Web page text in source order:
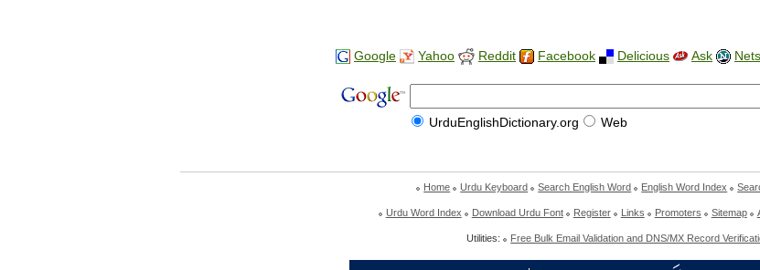
Google Yahoo Reddit Facebook Delicious Ask
UrduEnglishDictionary.org Web
Home Urdu Keyboard Search English Word English Word Index
Urdu Word Index Download Urdu Font Register Links Promoters Sitemap
Utilities: Free Bulk Email Validation and DNS/MX Record